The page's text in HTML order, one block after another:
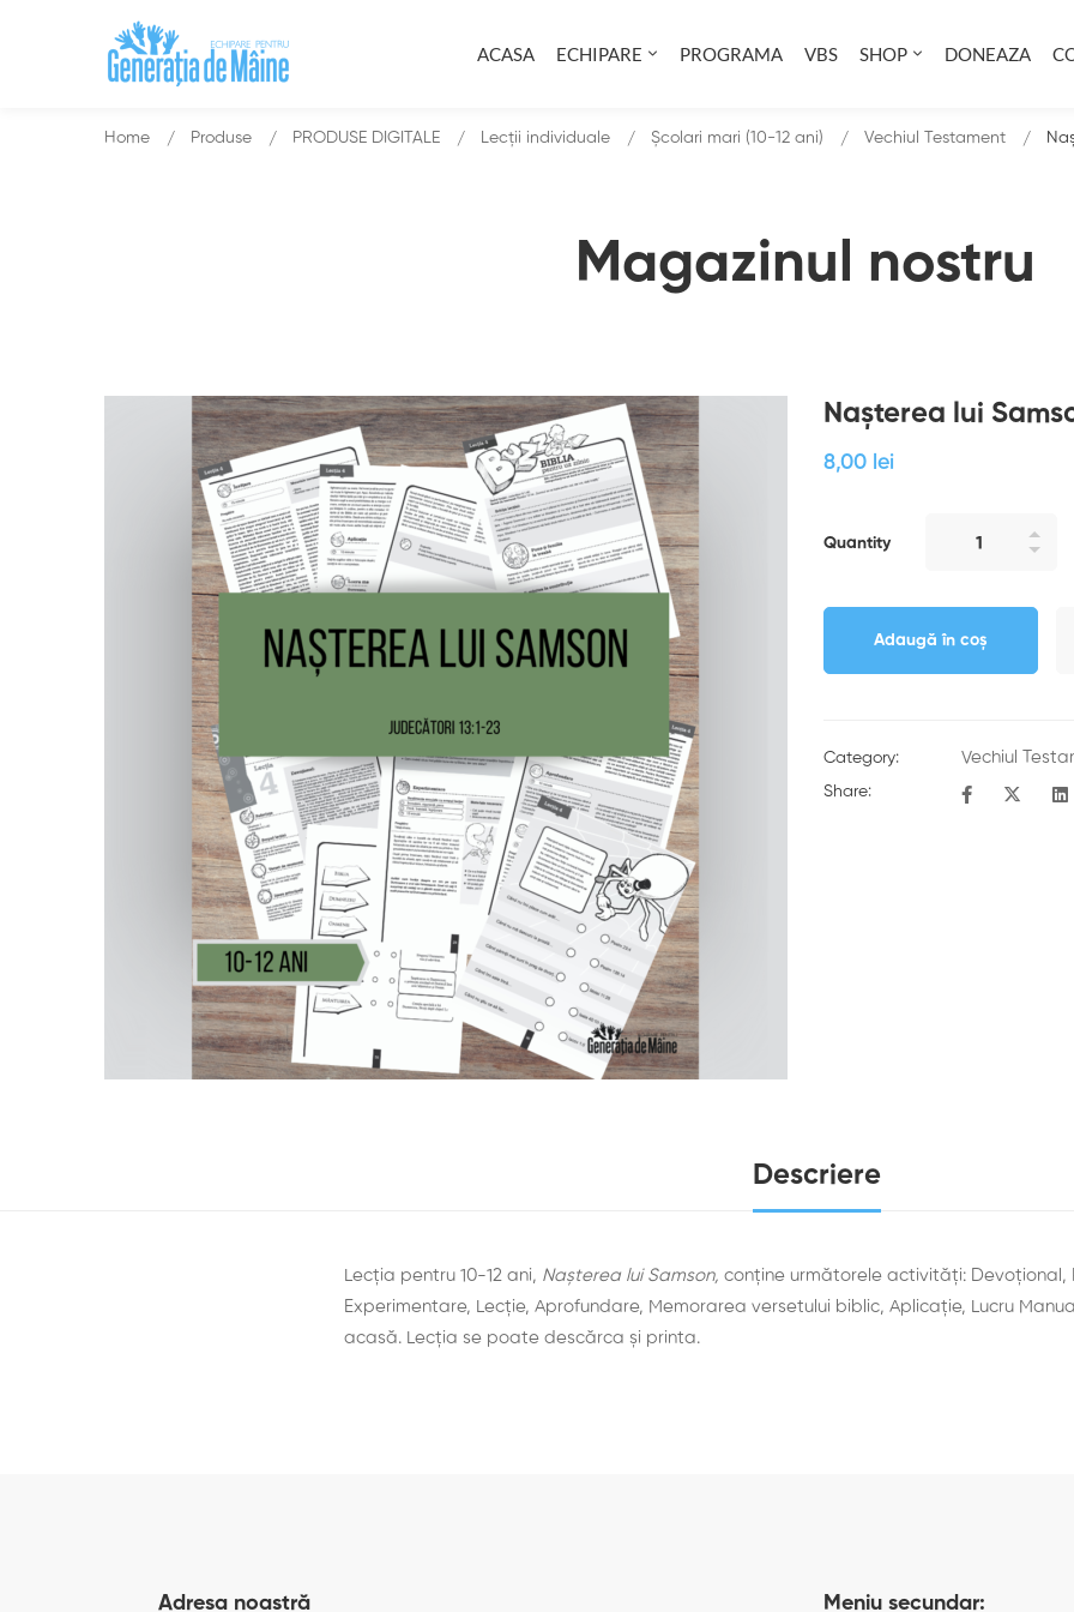
ACASA ECHIPARE PROGRAMA VBS SHOP DONEAZA
Magazinul nostru
Home Produse PRODUSE DIGITALE Lecții individuale Școlari mari (10-12 ani) Vechiul Testament
Nașterea lui
8,00 lei
Quantity
Adaugă în coș
Category: Vechiul
Share:
Descriere
Lecția pentru 10-12 ani, Nașterea lui Samson, conține următorele activități: Devoţional,
Experimentare, Lecţie, Aprofundare, Memorarea versetului biblic, Aplicaţie, Lucru
acasă. Lecţia se poate descărca şi printa.
Adresa noastră Meniu secundar: